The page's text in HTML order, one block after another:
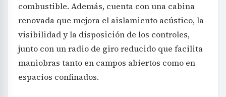
combustible. Además, cuenta con una cabina
renovada que mejora el aislamiento acústico, la
visibilidad y la disposición de los controles,
junto con un radio de giro reducido que facilita
maniobras tanto en campos abiertos como en
espacios confinados.